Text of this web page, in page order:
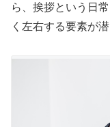
ら、挨拶という日
く左右する要素が